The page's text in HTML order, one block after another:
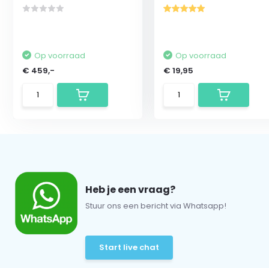
Op voorraad
€ 459,-
Op voorraad
€ 19,95
Heb je een vraag?
Stuur ons een bericht via Whatsapp!
Start live chat